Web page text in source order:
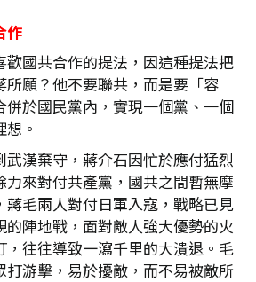
作
歡國共合作的提法，因這種提法把
所願？他不要聯共，而是要「容
併於國民黨內，實現一個黨、一個
。
武漢棄守，蔣介石因忙於應付猛烈
力來對付共產黨，國共之間暫無摩
蔣毛兩人對付日軍入寇，戰略已見
的陣地戰，面對敵人強大優勢的火
，往往導致一瀉千里的大潰退。毛
打游擊，易於擾敵，而不易被敵所